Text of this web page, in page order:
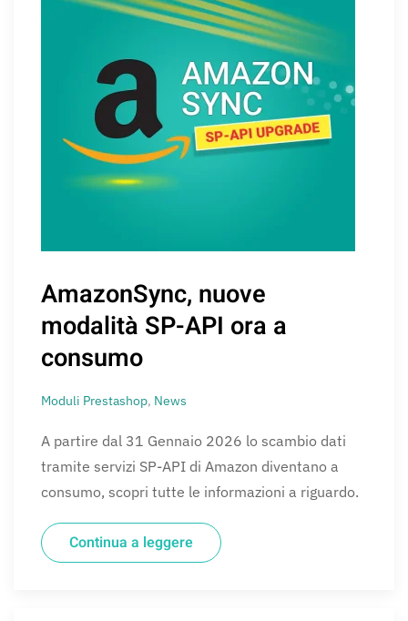
AmazonSync, nuove
modalità SP-API ora a
consumo
Moduli Prestashop, News
A partire dal 31 Gennaio 2026 lo scambio dati
tramite servizi SP-API di Amazon diventano a
consumo, scopri tutte le informazioni a riguardo.
Continua a leggere